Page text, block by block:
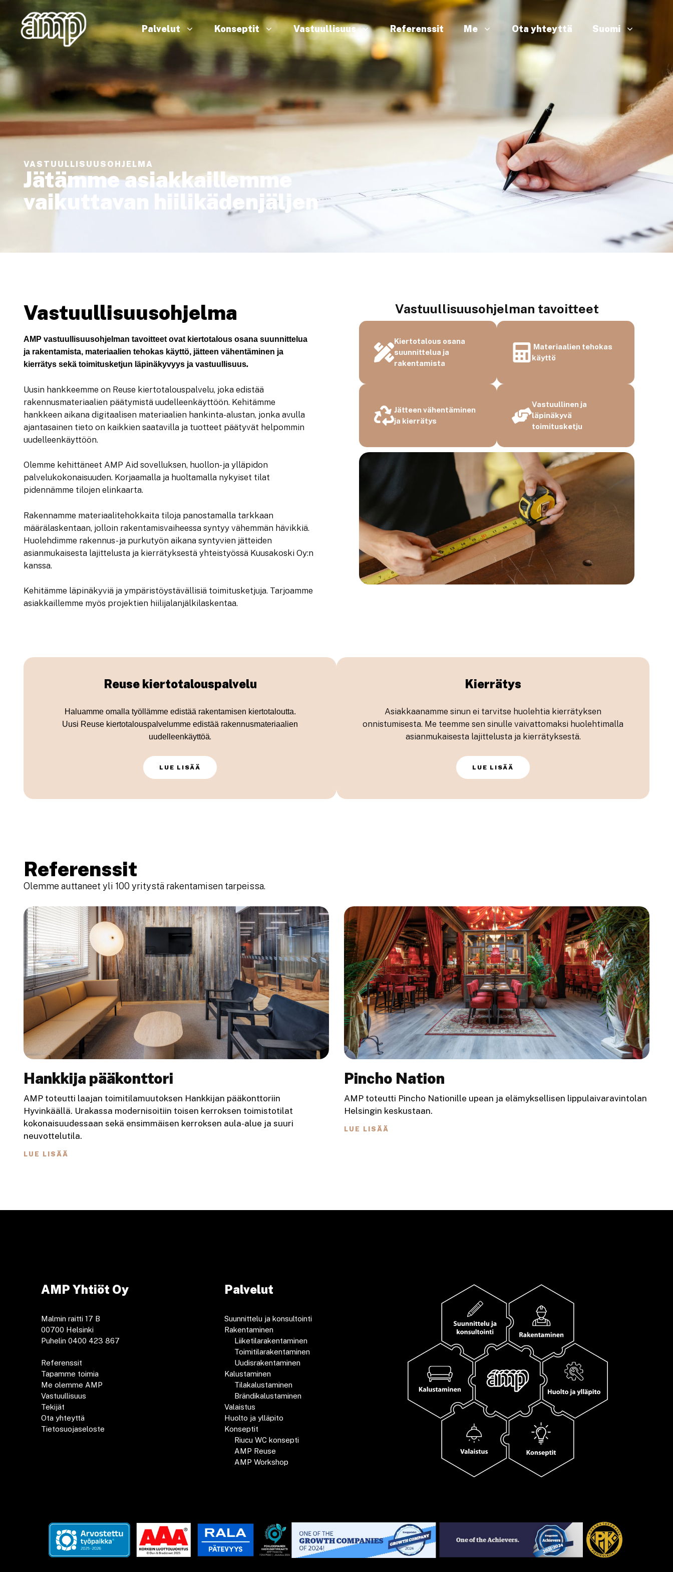
Palvelut Konseptit Vastuullisuus Referenssit Me Ota yhteyttä Suomi
VASTUULLISUUSOHJELMA
Jätämme asiakkaillemme
vaikuttavan hiilikädenjäljen
Vastuullisuusohjelma
AMP vastuullisuusohjelman tavoitteet ovat kiertotalous osana suunnittelua
ja rakentamista, materiaalien tehokas käyttö, jätteen vähentäminen ja
kierrätys sekä toimitusketjun läpinäkyvyys ja vastuullisuus.
Uusin hankkeemme on Reuse kiertotalouspalvelu, joka edistää
rakennusmateriaalien päätymistä uudelleenkäyttöön. Kehitämme
hankkeen aikana digitaalisen materiaalien hankinta-alustan, jonka avulla
ajantasainen tieto on kaikkien saatavilla ja tuotteet päätyvät helpommin
uudelleenkäyttöön.
Olemme kehittäneet AMP Aid sovelluksen, huollon- ja ylläpidon
palvelukokonaisuuden. Korjaamalla ja huoltamalla nykyiset tilat
pidennämme tilojen elinkaarta.
Rakennamme materiaalitehokkaita tiloja panostamalla tarkkaan
määrälaskentaan, jolloin rakentamisvaiheessa syntyy vähemmän hävikkiä.
Huolehdimme rakennus- ja purkutyön aikana syntyvien jätteiden
asianmukaisesta lajittelusta ja kierrätyksestä yhteistyössä Kuusakoski Oy:n
kanssa.
Kehitämme läpinäkyviä ja ympäristöystävällisiä toimitusketjuja. Tarjoamme
asiakkaillemme myös projektien hiilijalanjälkilaskentaa.
Vastuullisuus­ohjelman tavoitteet
Kiertotalous osana
suunnittelua ja
rakentamista
Materiaalien tehokas
käyttö
Jätteen vähentäminen
ja kierrätys
Vastuullinen ja
läpinäkyvä
toimitusketju
Reuse kiertotalouspalvelu
Haluamme omalla työllämme edistää rakentamisen kiertotaloutta.
Uusi Reuse kiertotalouspalvelumme edistää rakennusmateriaalien
uudelleenkäyttöä.
LUE LISÄÄ
Kierrätys
Asiakkaanamme sinun ei tarvitse huolehtia kierrätyksen
onnistumisesta. Me teemme sen sinulle vaivattomaksi huolehtimalla
asianmukaisesta lajittelusta ja kierrätyksestä.
LUE LISÄÄ
Referenssit
Olemme auttaneet yli 100 yritystä rakentamisen tarpeissa.
Hankkija pääkonttori
AMP toteutti laajan toimitilamuutoksen Hankkijan pääkonttoriin
Hyvinkäällä. Urakassa modernisoitiin toisen kerroksen toimistotilat
kokonaisuudessaan sekä ensimmäisen kerroksen aula-alue ja suuri
neuvottelutila.
LUE LISÄÄ
Pincho Nation
AMP toteutti Pincho Nationille upean ja elämyksellisen lippulaivaravintolan
Helsingin keskustaan.
LUE LISÄÄ
AMP Yhtiöt Oy
Malmin raitti 17 B
00700 Helsinki
Puhelin 0400 423 867
Referenssit
Tapamme toimia
Me olemme AMP
Vastuullisuus
Tekijät
Ota yhteyttä
Tietosuojaseloste
Palvelut
Suunnittelu ja konsultointi
Rakentaminen
Liiketilarakentaminen
Toimitilarakentaminen
Uudisrakentaminen
Kalustaminen
Tilakalustaminen
Brändikalustaminen
Valaistus
Huolto ja ylläpito
Konseptit
Riucu WC konsepti
AMP Reuse
AMP Workshop